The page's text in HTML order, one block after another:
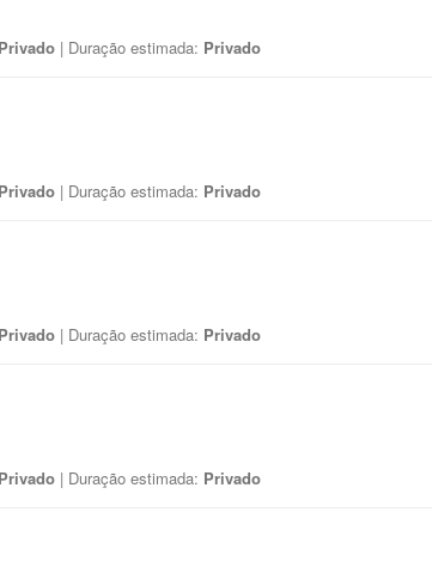
Privado | Duração estimada: Privado
Privado | Duração estimada: Privado
Privado | Duração estimada: Privado
Privado | Duração estimada: Privado